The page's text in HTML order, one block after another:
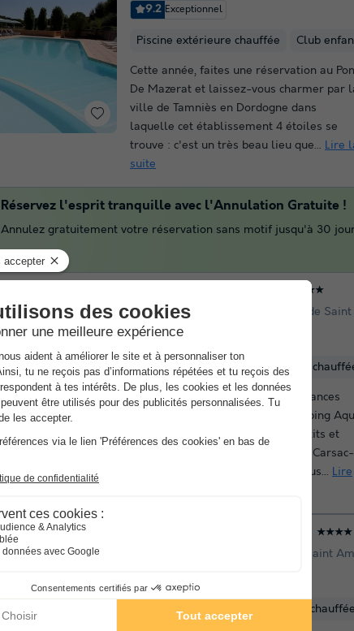
9.2 Exceptionnel
Piscine extérieure chauffée Club
Cette année, faites une réservation au
De Mazerat et laissez-vous charmer par
ville de Tamniès en Dordogne dans
laquelle cet établissement 4 étoiles se
trouve : c'est un très beau lieu que... Lire
suite
★★★★
Aquitaine,Carsac Aillac (22,1 km de
8.2 Excellent
Wifi payant Piscine extérieure
Laissez-vous charmer par des vacances
simples cette année, avec le Camping
Viva, qui aura de quoi combler petits et
grands. Dans cet établissement, à Carsac-
Aillac en Dordogne, vous aurez tous... Lire
★★★★
(14,2 km de Saint
Wifi payant Piscine intérieure chauffée
Réservez l'esprit tranquille avec l'Annulation Gratuite !
Annulez gratuitement votre réservation sans motif jusqu'à 30